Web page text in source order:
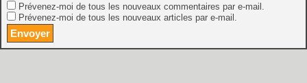
Prévenez-moi de tous les nouveaux commentaires par e-mail.
Prévenez-moi de tous les nouveaux articles par e-mail.